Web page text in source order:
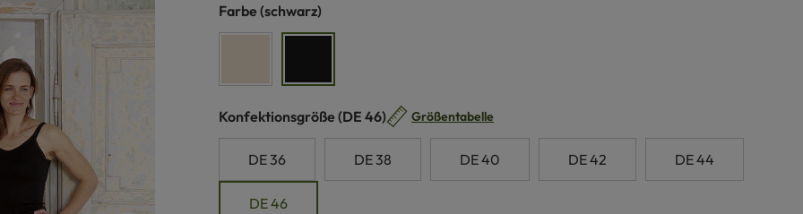
Farbe auswählen
(schwarz)
Konfektionsgröße auswählen
(DE 46) Größentabelle
DE 36 DE 38 DE 40 DE 42 DE 44
DE 46